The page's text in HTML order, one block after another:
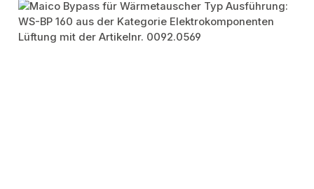
Bildergalerie überspringen